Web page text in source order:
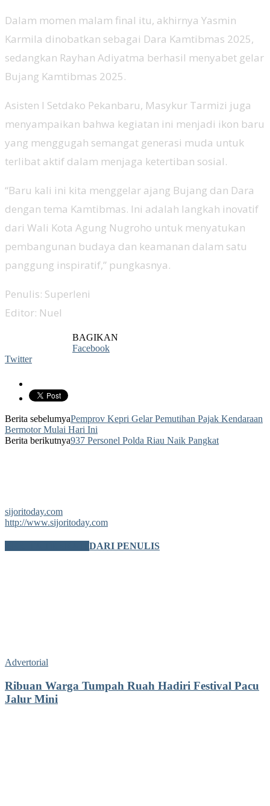
Dalam momen malam final itu, akhirnya Yasmin
Karmila dinobatkan sebagai Dara Kamtibmas 2025,
sedangkan Rayhan Adiyatma berhasil menyabet gelar
Bujang Kamtibmas 2025.
Asisten I Setdako Pekanbaru, Masykur Tarmizi juga
menyampaikan bahwa kegiatan ini menjadi ikon baru
yang menggugah semangat generasi muda untuk
terlibat aktif dalam menjaga ketertiban sosial.
“Baru kali ini kita menggelar ajang Bujang dan Dara
dengan tema Kamtibmas. Ini adalah langkah inovatif
dari Wali Kota Agung Nugroho untuk menyatukan
pembangunan budaya dan keamanan dalam satu
panggung inspiratif,” pungkasnya.
Penulis: Superleni
Editor: Nuel
BAGIKAN
Facebook
Twitter
Berita sebelumyaPemprov Kepri Gelar Pemutihan Pajak Kendaraan
Bermotor Mulai Hari Ini
Berita berikutnya937 Personel Polda Riau Naik Pangkat
sijoritoday.com
http://www.sijoritoday.com
DARI PENULIS
Advertorial
Ribuan Warga Tumpah Ruah Hadiri Festival Pacu
Jalur Mini